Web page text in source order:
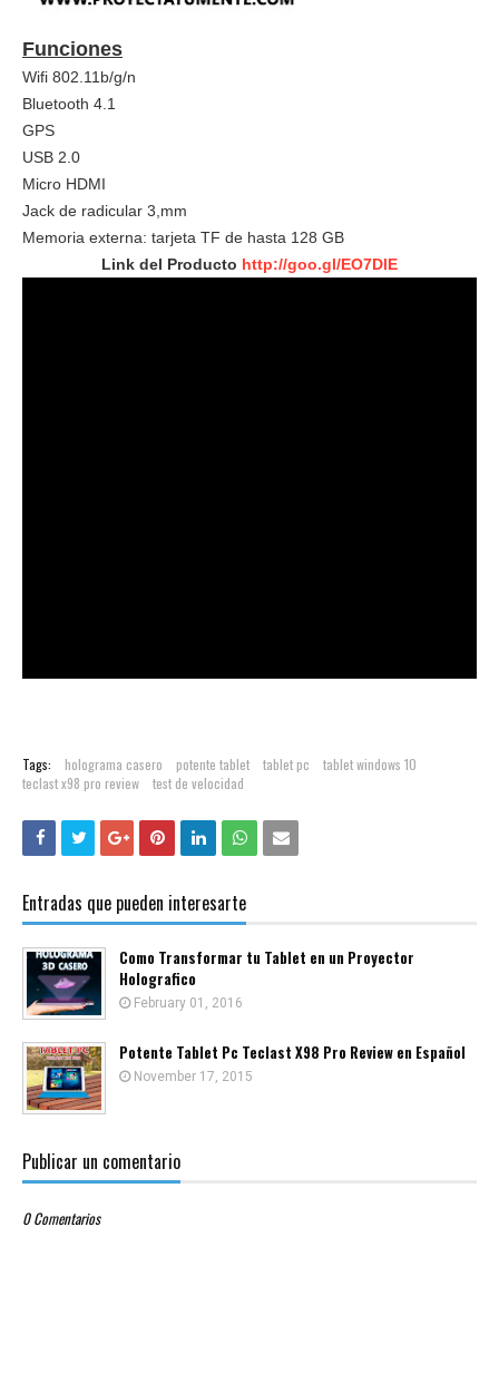
Funciones
Wifi 802.11b/g/n
Bluetooth 4.1
GPS
USB 2.0
Micro HDMI
Jack de radicular 3,mm
Memoria externa: tarjeta TF de hasta 128 GB
Link del Producto http://goo.gl/EO7DlE
Tags: holograma casero potente tablet tablet pc
tablet windows 10
teclast x98 pro review
test de velocidad
Entradas que pueden interesarte
Como Transformar tu Tablet en un Proyector
Holografico
February 01, 2016
Potente Tablet Pc Teclast X98 Pro Review en Español
November 17, 2015
Publicar un comentario
0 Comentarios